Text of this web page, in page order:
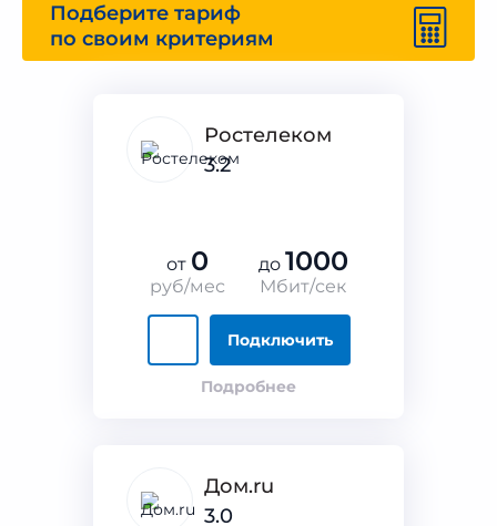
Подберите тариф
по своим критериям
Ростелеком
3.2
от 0
руб/мес
до 1000
Мбит/сек
Подключить
Подробнее
Дом.ru
3.0